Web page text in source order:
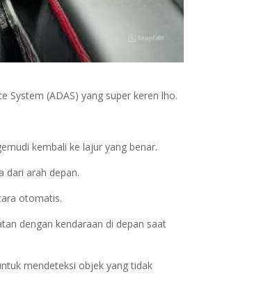
System (ADAS) yang super keren lho.
kembali ke lajur yang benar.
dari arah depan.
otomatis.
dengan kendaraan di depan saat
mendeteksi objek yang tidak